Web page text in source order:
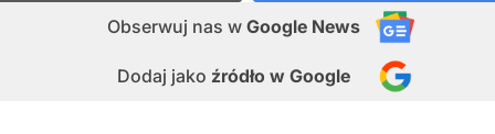
Obserwuj nas w Google News
Dodaj jako źródło w Google